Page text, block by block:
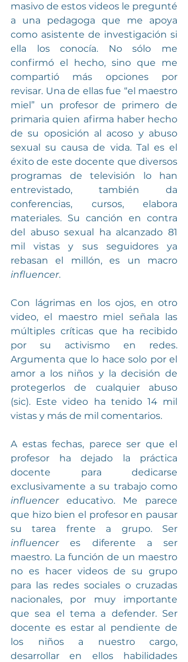
masivo de estos videos le pregunté
a una pedagoga que me apoya
como asistente de investigación si
ella los conocía. No sólo me
confirmó el hecho, sino que me
compartió más opciones por
revisar. Una de ellas fue “el maestro
miel” un profesor de primero de
primaria quien afirma haber hecho
de su oposición al acoso y abuso
sexual su causa de vida. Tal es el
éxito de este docente que diversos
programas de televisión lo han
entrevistado, también da
conferencias, cursos, elabora
materiales. Su canción en contra
del abuso sexual ha alcanzado 81
mil vistas y sus seguidores ya
influencer.
Con lágrimas en los ojos, en otro
video, el maestro miel señala las
múltiples críticas que ha recibido
por su activismo en redes.
Argumenta que lo hace solo por el
amor a los niños y la decisión de
protegerlos de cualquier abuso
(sic). Este video ha tenido 14 mil
vistas y más de mil comentarios.
A estas fechas, parece ser que el
profesor ha dejado la práctica
docente para dedicarse
influencer educativo. Me parece
que hizo bien el profesor en pausar
influencer es diferente a ser
maestro. La función de un maestro
no es hacer videos de su grupo
para las redes sociales o cruzadas
nacionales, por muy importante
que sea el tema a defender. Ser
docente es estar al pendiente de
los niños a nuestro cargo,
desarrollar en ellos habilidades